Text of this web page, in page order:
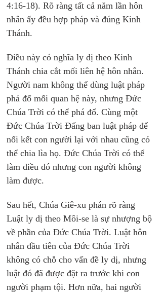
4:16-18). Rõ ràng tất cả năm lần hôn
nhân ấy đều hợp pháp và đúng Kinh
Thánh.
Điều này có nghĩa ly dị theo Kinh
Thánh chia cắt mối liên hệ hôn nhân.
Người nam không thể dùng luật pháp
phá đổ mối quan hệ này, nhưng Đức
Chúa Trời có thể phá đổ. Cùng một
Đức Chúa Trời Đấng ban luật pháp để
nối kết con người lại với nhau cũng có
thể chia lìa họ. Đức Chúa Trời có thể
làm điều đó nhưng con người không
làm được.
Sau hết, Chúa Giê-xu phán rõ ràng
Luật ly dị theo Môi-se là sự nhượng bộ
về phần của Đức Chúa Trời. Luật hôn
nhân đầu tiên của Đức Chúa Trời
không có chỗ cho vấn đề ly dị, nhưng
luật đó đã được đặt ra trước khi con
người phạm tội. Hơn nữa, hai người